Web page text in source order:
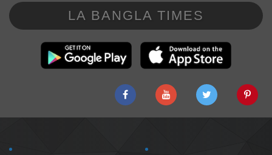
LA BANGLA TIMES